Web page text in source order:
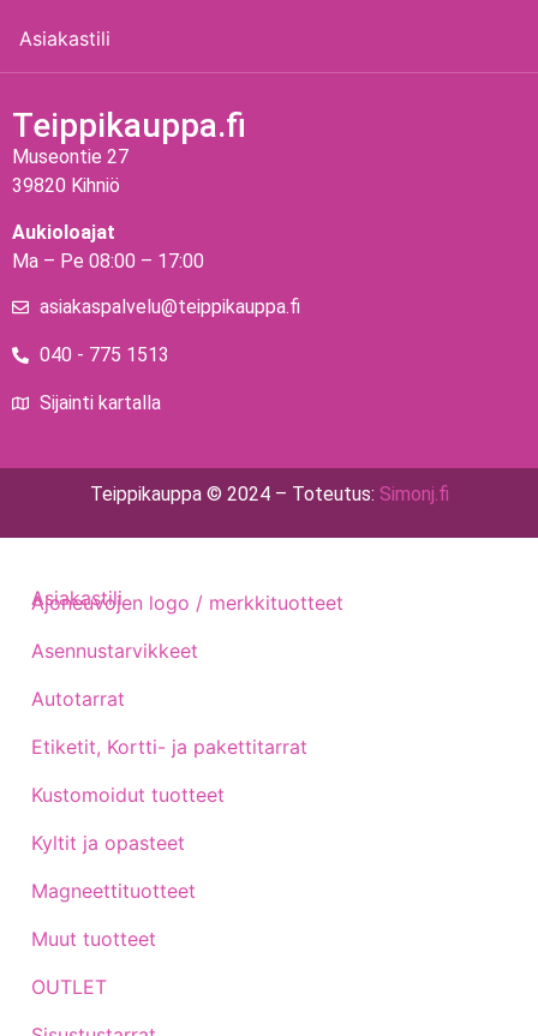
Asiakastili
Teippikauppa.fi
Museontie 27
39820 Kihniö
Aukioloajat
Ma – Pe 08:00 – 17:00
asiakaspalvelu@teippikauppa.fi
040 - 775 1513
Sijainti kartalla
Teippikauppa © 2024 – Toteutus: Simonj.fi
Ajoneuvojen logo / merkkituotteet
Asennustarvikkeet
Autotarrat
Etiketit, Kortti- ja pakettitarrat
Kustomoidut tuotteet
Kyltit ja opasteet
Magneettituotteet
Muut tuotteet
OUTLET
Asiakastili